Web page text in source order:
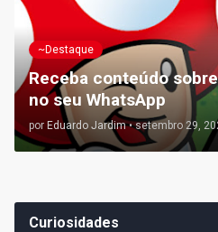
~Destaque
Receba conteúdo
no seu WhatsApp
por Eduardo Jardim • setembro 29,
Curiosidades